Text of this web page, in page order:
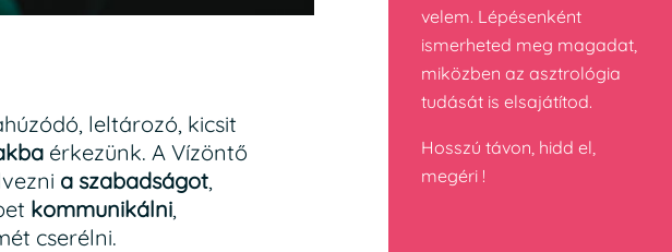
leltározó, kicsit
érkezünk. A Vízöntő
a szabadságot,
kommunikálni,
cserélni.
velem. Lépésenként
ismerheted meg magadat,
miközben az asztrológia
tudását is elsajátítod.
Hosszú távon, hidd el,
megéri !